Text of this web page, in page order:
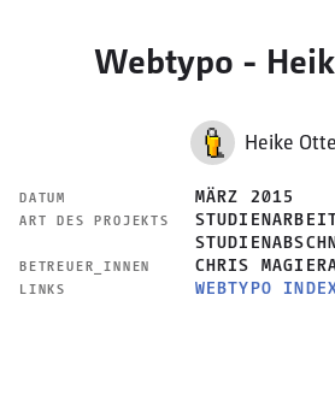
Webtypo -
Heike
DATUM MÄRZ 2015
ART DES PROJEKTS
BETREUER_INNEN CHRIS
LINKS WEBTYPO